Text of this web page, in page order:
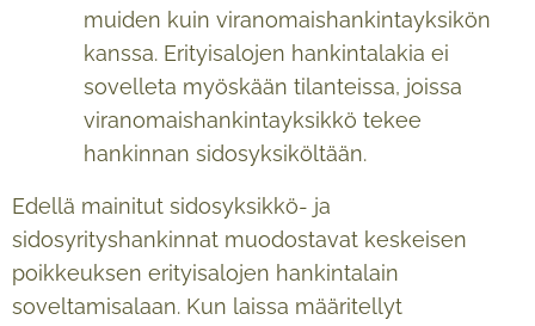
muiden kuin viranomaishankintayksikön
kanssa. Erityisalojen hankintalakia ei
sovelleta myöskään tilanteissa, joissa
viranomaishankintayksikkö tekee
hankinnan sidosyksiköltään.
Edellä mainitut sidosyksikkö- ja
sidosyrityshankinnat muodostavat keskeisen
poikkeuksen erityisalojen hankintalain
soveltamisalaan. Kun laissa määritellyt